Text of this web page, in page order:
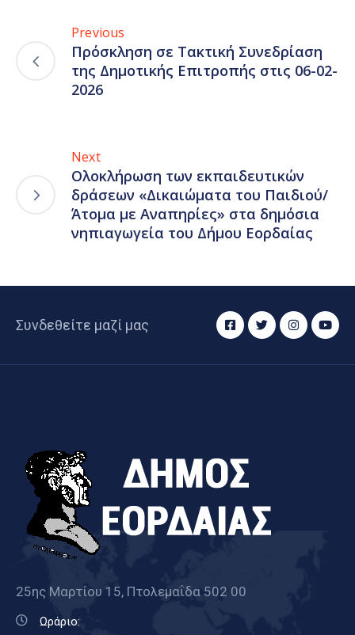
Previous
Πρόσκληση σε Τακτική Συνεδρίαση
της Δημοτικής Επιτροπής στις 06-02-
2026
Next
Ολοκλήρωση των εκπαιδευτικών
δράσεων «Δικαιώματα του Παιδιού/
Άτομα με Αναπηρίες» στα δημόσια
νηπιαγωγεία του Δήμου Εορδαίας
Συνδεθείτε μαζί μας
25ης Μαρτίου 15, Πτολεμαΐδα 502 00
Ωράριο: